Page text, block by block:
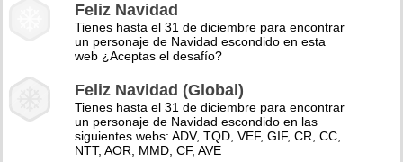
Feliz Navidad
Tienes hasta el 31 de diciembre para encontrar
un personaje de Navidad escondido en esta
web ¿Aceptas el desafío?
Feliz Navidad (Global)
Tienes hasta el 31 de diciembre para encontrar
un personaje de Navidad escondido en las
siguientes webs: ADV, TQD, VEF, GIF, CR, CC,
NTT, AOR, MMD, CF, AVE